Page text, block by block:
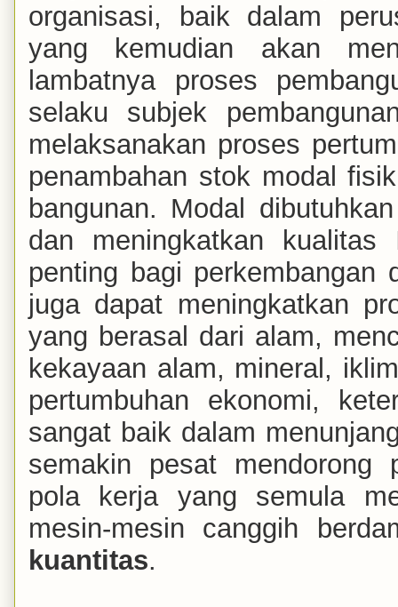
organisasi, baik dalam
yang kemudian akan
lambatnya proses
selaku subjek
melaksanakan proses
penambahan stok modal
bangunan. Modal
dan meningkatkan kualitas
penting bagi perkembangan
juga dapat meningkatkan
yang berasal dari alam,
kekayaan alam, mineral,
pertumbuhan ekonomi,
sangat baik dalam
semakin pesat mendorong
pola kerja yang semula
mesin-mesin canggih
kuantitas.